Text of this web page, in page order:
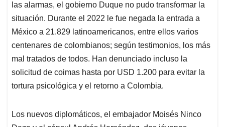
las alarmas, el gobierno Duque no pudo transformar la
situación. Durante el 2022 le fue negada la entrada a
México a 21.829 latinoamericanos, entre ellos varios
centenares de colombianos; según testimonios, los más
mal tratados de todos. Han denunciado incluso la
solicitud de coimas hasta por USD 1.200 para evitar la
tortura psicológica y el retorno a Colombia.
Los nuevos diplomáticos, el embajador Moisés Ninco